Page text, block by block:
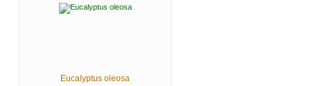
Eucalyptus oleosa